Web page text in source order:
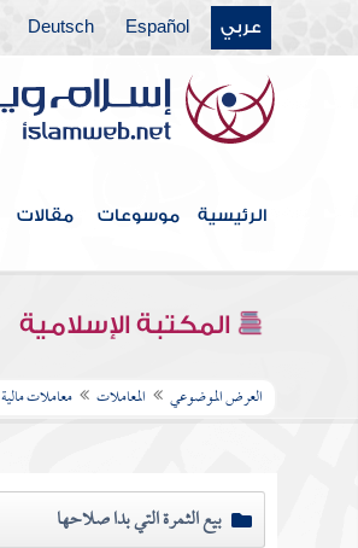
عربي Español
Deutsch
الرئيسية موسوعات مقالات
المكتبة الإسلامية
العرض الموضوعي المعاملات معاملات مالية
بيع الثمرة التي بدا صلاحها